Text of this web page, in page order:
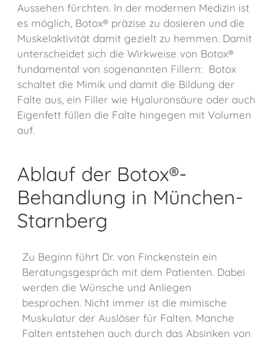
Aussehen fürchten. In der modernen Medizin ist
es möglich, Botox® präzise zu dosieren und die
Muskelaktivität damit gezielt zu hemmen. Damit
unterscheidet sich die Wirkweise von Botox®
fundamental von sogenannten Fillern: Botox
schaltet die Mimik und damit die Bildung der
Falte aus, ein Filler wie Hyaluronsäure oder auch
Eigenfett füllen die Falte hingegen mit Volumen
auf.
Ablauf der Botox®-
Behandlung in München-
Starnberg
Zu Beginn führt Dr. von Finckenstein ein
Beratungsgespräch mit dem Patienten. Dabei
werden die Wünsche und Anliegen
besprochen. Nicht immer ist die mimische
Muskulatur der Auslöser für Falten. Manche
Falten entstehen auch durch das Absinken von